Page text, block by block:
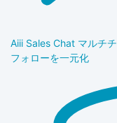
Aiii Sales Chat マルチ
フォローを一元化